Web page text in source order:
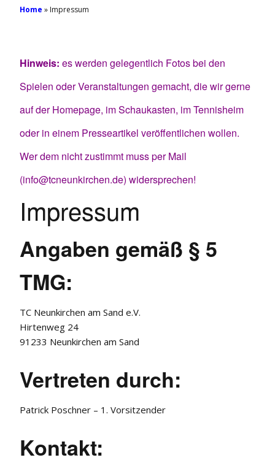
Home » Impressum
Hinweis: es werden gelegentlich Fotos bei den
Spielen oder Veranstaltungen gemacht, die wir gerne
auf der Homepage, im Schaukasten, im Tennisheim
oder in einem Presseartikel veröffentlichen wollen.
Wer dem nicht zustimmt muss per Mail
(info@tcneunkirchen.de) widersprechen!
Impressum
Angaben gemäß § 5
TMG:
TC Neunkirchen am Sand e.V.
Hirtenweg 24
91233 Neunkirchen am Sand
Vertreten durch:
Patrick Poschner – 1. Vorsitzender
Kontakt: